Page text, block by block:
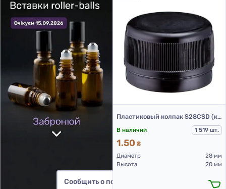
Сообщить о поступлении
Пластиковый колпак S28CSD (крышка для ПЭТ бутылок 28 мм черная)
В наличии 1 519 шт.
1.50 ₴
Диаметр
28 мм
Высота
20 мм